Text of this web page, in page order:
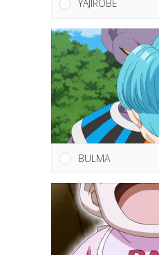
YAJIROBE
BULMA